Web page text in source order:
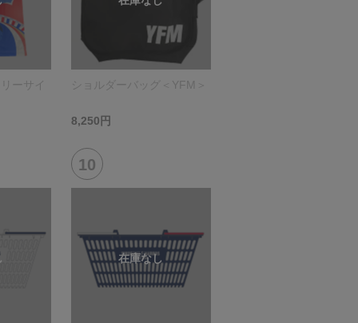
ーサイ ショルダーバッグ＜YFM＞
8,250円